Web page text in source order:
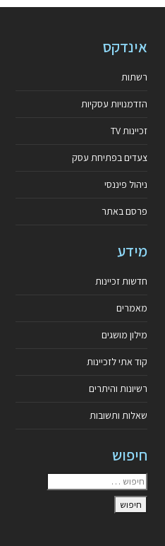
אינדקס
רשתות
הזדמנויות עסקיות
זכיינות TV
צעדים בפתיחת עסק
ניהול פיננסי
פרסם באתר
מידע
חדשות זכיינות
מאמרים
מילון מושגים
קוד אתי לזכיינות
רשיונות והיתרים
שאלות ותשובות
חיפוש